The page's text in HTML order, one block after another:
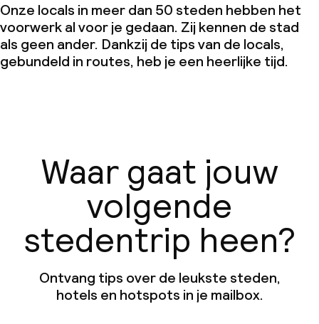
Onze locals in meer dan 50 steden hebben het
voorwerk al voor je gedaan. Zij kennen de stad
als geen ander. Dankzij de tips van de locals,
gebundeld in routes, heb je een heerlijke tijd.
Waar gaat jouw
volgende
stedentrip heen?
Ontvang tips over de leukste steden,
hotels en hotspots in je mailbox.